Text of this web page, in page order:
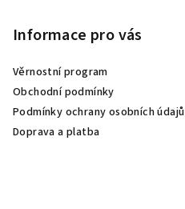
Informace pro vás
Věrnostní program
Obchodní podmínky
Podmínky ochrany osobních údajů
Doprava a platba